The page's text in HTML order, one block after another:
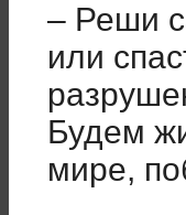
– Реши
или
Будем
мире,